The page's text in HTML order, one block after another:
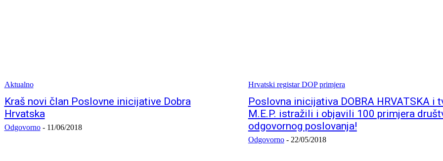
Aktualno
Kraš novi član Poslovne inicijative Dobra
Hrvatska
Odgovorno - 11/06/2018
Hrvatski registar DOP primjera
Poslovna inicijativa DOBRA HRVATSKA i
M.E.P. istražili i objavili 100 primjera
odgovornog poslovanja!
Odgovorno - 22/05/2018